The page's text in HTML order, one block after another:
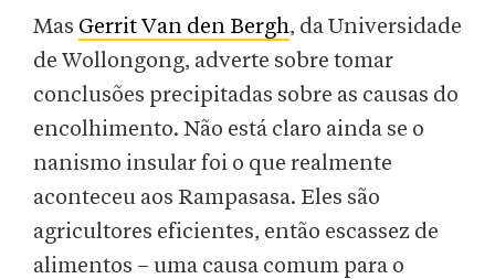
Mas Gerrit Van den Bergh, da Universidade
de Wollongong, adverte sobre tomar
conclusões precipitadas sobre as causas do
encolhimento. Não está claro ainda se o
nanismo insular foi o que realmente
aconteceu aos Rampasasa. Eles são
agricultores eficientes, então escassez de
alimentos – uma causa comum para o